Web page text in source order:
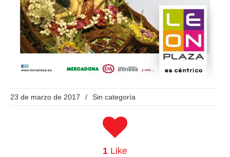
23 de marzo de 2017 / Sin categoría
1 Like